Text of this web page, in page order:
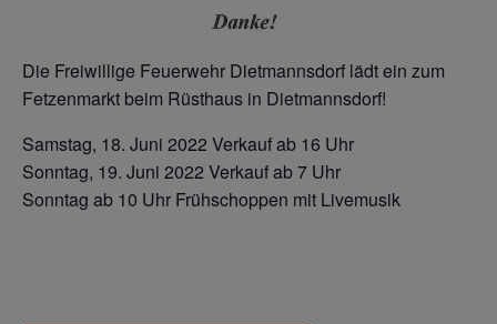
Die Freiwillige Feuerwehr Dietmannsdorf lädt ein zum
Fetzenmarkt beim Rüsthaus in Dietmannsdorf!
Samstag, 18. Juni 2022 Verkauf ab 16 Uhr
Sonntag, 19. Juni 2022 Verkauf ab 7 Uhr
Sonntag ab 10 Uhr Frühschoppen mit Livemusik